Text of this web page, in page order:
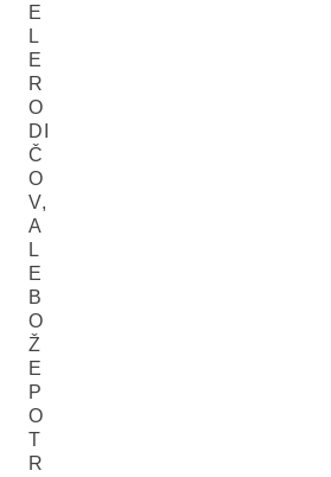
E
L
E
R
O
DI
Č
O
V,
A
L
E
B
O
Ž
E
P
O
T
R